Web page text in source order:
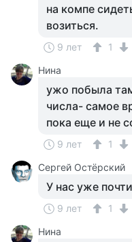
на компе
возиться.
9 лет
1
Нина
ужо побыла
числа- самое
пока еще и не
9 лет
1
Сергей Остёрский
У нас уже
9 лет
1
Нина